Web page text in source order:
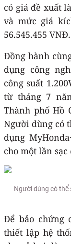
có giá đề xuất
và mức giá
56.545.455 VNĐ.
Đồng hành
dụng công
công suất
từ tháng 7
Thành phố Hồ
Người dùng có
dụng
cho một lần sạc
Người dùng có thể
Để bảo chứng
thiết lập hệ